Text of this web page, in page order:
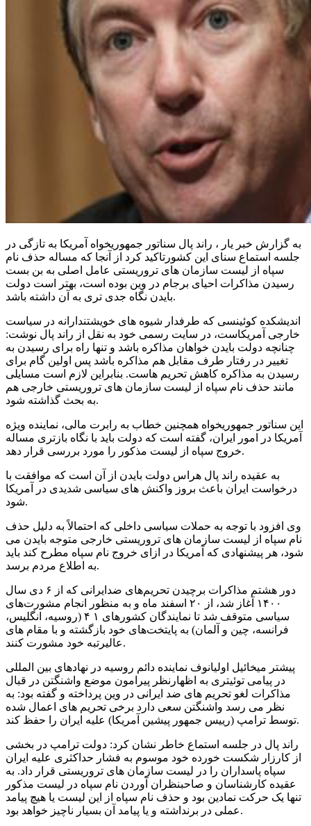
به گزارش خبر یار ، راند پال سناتور جمهوریخواه آمریکا به تازگی در
جلسه استماع سنای این کشورتاکید کرد از آنجا که مساله حذف نام
سپاه از لیست سازمان های تروریستی عامل اصلی به بن بست
رسیدن مذاکرات احیای برجام در وین بوده است، بهتر است دولت
بایدن نگاه جدی تری به آن داشته باشد.
اندیشکده کوئینسی که طرفدار شیوه های خویشتندارانه در سیاست
خارجی آمریکاست، در سایت رسمی خود به نقل از راند پال نوشت:
چنانچه دولت بایدن خواهان مذاکره باشد و تنها راه برای رسیدن به
تغییر در رفتار طرف مقابل هم مذاکره باشد پس اولین گام برای
رسیدن به مذاکره کاهش تحریم هاست. بنابراین لازم است مسایلی
مانند حذف نام سپاه از لیست سازمان های تروریستی خارجی هم
به بحث گذاشته شود.
این سناتور جمهوریخواه همچنین خطاب به رابرت مالی، نماینده ویژه
آمریکا در امور ایران، گفته است که دولت باید با نگاه بازتری مساله
خروج سپاه از لیست مذکور را مورد بررسی قرار دهد.
به عقیده راند پال هراس دولت بایدن از آن است که موافقت با
درخواست ایران باعث بروز واکنش های سیاسی شدیدی در آمریکا
شود.
وی افزود با توجه به حملات سیاسی داخلی که احتمالاً به دلیل حذف
نام سپاه از لیست سازمان های تروریستی خارجی متوجه بایدن می
شود، هر پیشنهادی که آمریکا در ازای خروج نام سپاه مطرح کند باید
به اطلاع مردم برسد.
دور هشتم مذاکرات برچیدن تحریم‌های ضدایرانی که از ۶ دی سال
۱۴۰۰ آغاز شد، از ۲۰ اسفند ماه و به منظور انجام مشورت‌های
سیاسی متوقف شد تا نمایندگان کشورهای ۱ ۴ (روسیه، انگلیس،
فرانسه، چین و آلمان) به پایتخت‌های خود بازگشته و با مقام های
عالیرتبه خود مشورت کنند.
پیشتر میخائیل اولیانوف نماینده دائم روسیه در نهادهای بین المللی
در پیامی توئیتری به اظهارنظر پیرامون موضع واشنگتن در قبال
مذاکرات لغو تحریم های ضد ایرانی در وین پرداخته و گفته بود: به
نظر می رسد واشنگتن سعی دارد برخی تحریم‌ های اعمال شده
توسط ترامپ (رییس جمهور پیشین آمریکا) علیه ایران را حفظ کند.
راند پال در جلسه استماع خاطر نشان کرد: دولت ترامپ در بخشی
از کارزار شکست خورده خود موسوم به فشار حداکثری علیه ایران
سپاه پاسداران را در لیست سازمان های تروریستی قرار داد. به
عقیده کارشناسان و صاحبنظران آوردن نام سپاه در لیست مذکور
تنها یک حرکت نمادین بود و حذف نام سپاه از این لیست یا هیچ پیامد
عملی در برنداشته و یا پیامد آن بسیار ناچیز خواهد بود.